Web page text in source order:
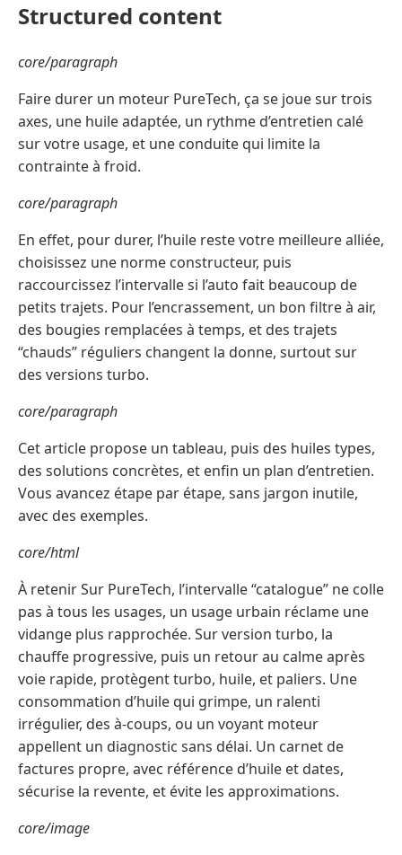
Structured content
core/paragraph
Faire durer un moteur PureTech, ça se joue sur trois
axes, une huile adaptée, un rythme d’entretien calé
sur votre usage, et une conduite qui limite la
contrainte à froid.
core/paragraph
En effet, pour durer, l’huile reste votre meilleure alliée,
choisissez une norme constructeur, puis
raccourcissez l’intervalle si l’auto fait beaucoup de
petits trajets. Pour l’encrassement, un bon filtre à air,
des bougies remplacées à temps, et des trajets
“chauds” réguliers changent la donne, surtout sur
des versions turbo.
core/paragraph
Cet article propose un tableau, puis des huiles types,
des solutions concrètes, et enfin un plan d’entretien.
Vous avancez étape par étape, sans jargon inutile,
avec des exemples.
core/html
À retenir Sur PureTech, l’intervalle “catalogue” ne colle
pas à tous les usages, un usage urbain réclame une
vidange plus rapprochée. Sur version turbo, la
chauffe progressive, puis un retour au calme après
voie rapide, protègent turbo, huile, et paliers. Une
consommation d’huile qui grimpe, un ralenti
irrégulier, des à-coups, ou un voyant moteur
appellent un diagnostic sans délai. Un carnet de
factures propre, avec référence d’huile et dates,
sécurise la revente, et évite les approximations.
core/image